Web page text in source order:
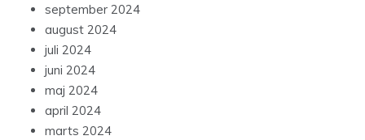
september 2024
august 2024
juli 2024
juni 2024
maj 2024
april 2024
marts 2024